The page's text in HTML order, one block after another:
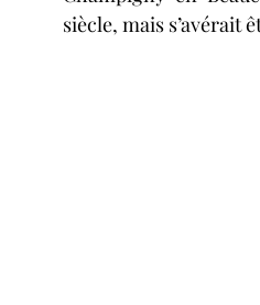
siècle, mais s’avérait